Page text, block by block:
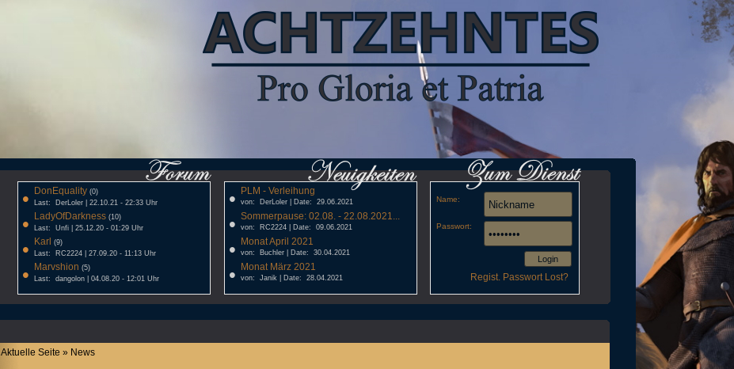
• DonEquality(0)
Last: DerLoler | 22.10.21 - 22:33 Uhr
• LadyOfDarkness(10)
Last: Unfi | 25.12.20 - 01:29 Uhr
• Karl (9)
Last: RC2224 | 27.09.20 - 11:13 Uhr
• Marvshion (5)
Last: dangolon | 04.08.20 - 12:01 Uhr
• PLM - Verleihung
von: DerLoler | Date: 29.06.2021
• Sommerpause: 02.08. - 22.08.2021...
von: RC2224 | Date: 09.06.2021
• Monat April 2021
von: Buchler | Date: 30.04.2021
• Monat März 2021
von: Janik | Date: 28.04.2021
Name:
Passwort:
Login
Regist. Passwort Lost?
Aktuelle Seite » News